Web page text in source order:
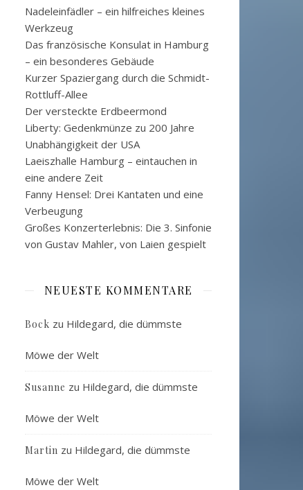
Nadeleinfädler – ein hilfreiches kleines
Werkzeug
Das französische Konsulat in Hamburg
– ein besonderes Gebäude
Kurzer Spaziergang durch die Schmidt-
Rottluff-Allee
Der versteckte Erdbeermond
Liberty: Gedenkmünze zu 200 Jahre
Unabhängigkeit der USA
Laeiszhalle Hamburg – eintauchen in
eine andere Zeit
Fanny Hensel: Drei Kantaten und eine
Verbeugung
Großes Konzerterlebnis: Die 3. Sinfonie
von Gustav Mahler, von Laien gespielt
NEUESTE KOMMENTARE
Bock zu Hildegard, die dümmste
Möwe der Welt
Susanne zu Hildegard, die dümmste
Möwe der Welt
Martin zu Hildegard, die dümmste
Möwe der Welt